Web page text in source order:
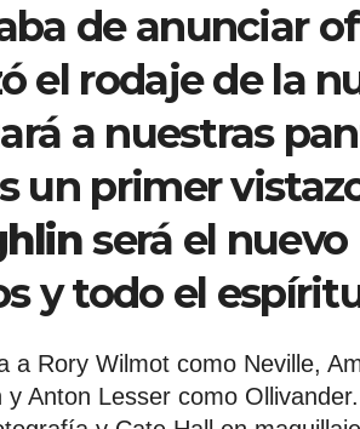
de anunciar
el rodaje de la
a nuestras
un primer
será el
y todo el
a Rory Wilmot como Neville,
y Anton Lesser como